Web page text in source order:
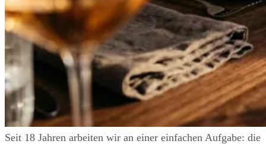
Seit 18 Jahren arbeiten wir an einer einfachen Aufgabe: die